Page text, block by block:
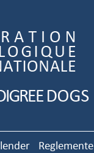
Reglemente